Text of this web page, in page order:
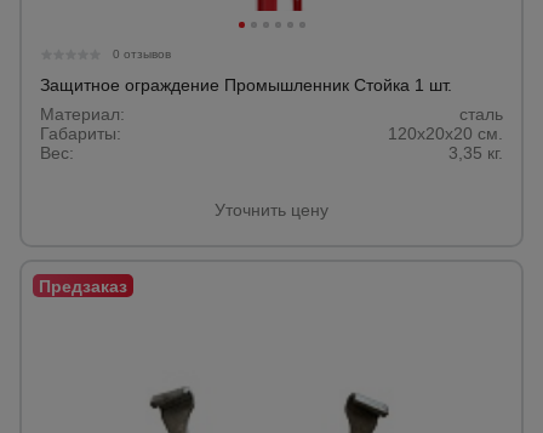
0 отзывов
Защитное ограждение Промышленник Стойка 1 шт.
Материал:
сталь
Габариты:
120x20x20 см.
Вес:
3,35 кг.
Уточнить цену